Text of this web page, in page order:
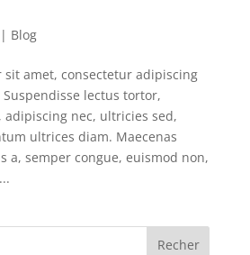
Blog
sit amet, consectetur adipiscing
lectus tortor,
nec, ultricies sed,
ultrices diam. Maecenas
a, semper congue, euismod non,
Recher